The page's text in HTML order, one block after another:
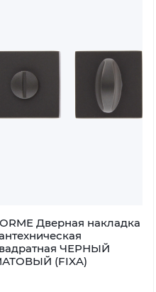
Дверная накладка
ЧЕРНЫЙ
(FIXA)